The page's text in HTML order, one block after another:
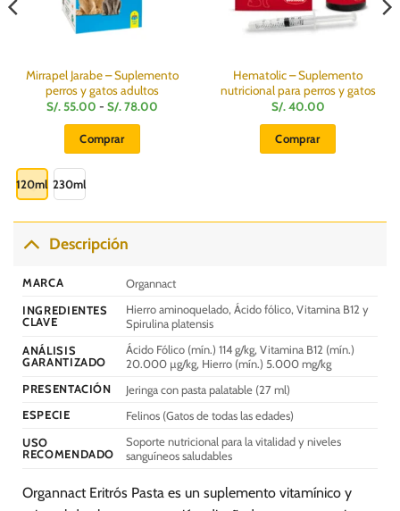
Mirrapel Jarabe – Suplemento
perros y gatos adultos
S/. 55.00 - S/.78.00
Comprar
variantes.
pueden
elegir
la
página
producto
120ml 230ml
Hematolic – Suplemento
nutricional para perros y gatos
S/.40.00
Comprar
Descripción
MARCA
Organnact
INGREDIENTES
CLAVE
Hierro aminoquelado, Ácido fólico, Vitamina B12 y
Spirulina platensis
ANÁLISIS
GARANTIZADO
Ácido Fólico (mín.) 114 g/kg, Vitamina B12 (mín.)
20.000 µg/kg, Hierro (mín.) 5.000 mg/kg
PRESENTACIÓN
Jeringa con pasta palatable (27 ml)
ESPECIE
Felinos (Gatos de todas las edades)
USO
RECOMENDADO
Soporte nutricional para la vitalidad y niveles
sanguíneos saludables
Organnact Eritrós Pasta es un suplemento vitamínico y